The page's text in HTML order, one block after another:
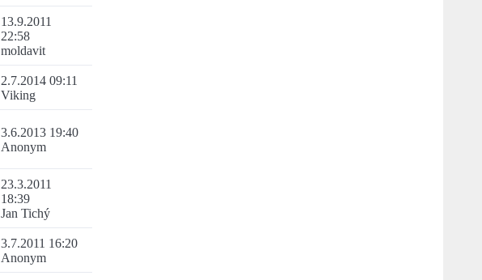
13.9.2011
22:58
moldavit
2.7.2014 09:11
Viking
3.6.2013 19:40
Anonym
23.3.2011
18:39
Jan Tichý
3.7.2011 16:20
Anonym